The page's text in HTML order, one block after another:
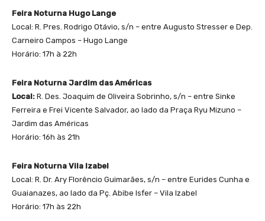
Feira Noturna Hugo Lange
Local: R. Pres. Rodrigo Otávio, s/n – entre Augusto Stresser e Dep.
Carneiro Campos – Hugo Lange
Horário: 17h à 22h
Feira Noturna Jardim das Américas
Local: R. Des. Joaquim de Oliveira Sobrinho, s/n – entre Sinke
Ferreira e Frei Vicente Salvador, ao lado da Praça Ryu Mizuno –
Jardim das Américas
Horário: 16h às 21h
Feira Noturna Vila Izabel
Local: R. Dr. Ary Florêncio Guimarães, s/n – entre Eurides Cunha e
Guaianazes, ao lado da Pç. Abibe Isfer – Vila Izabel
Horário: 17h às 22h